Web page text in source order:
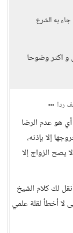
به الشرع
اكثر وضوحا
ردا
هو عدم الرضا
إلا بإذنه،
يصح الزواج إلا
لك كلام الشيخ
لا أخطأ لقلة علمي